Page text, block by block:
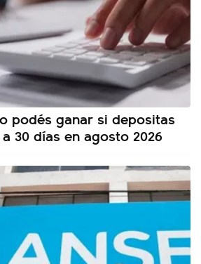
podés ganar si depositas
30 días en agosto 2026